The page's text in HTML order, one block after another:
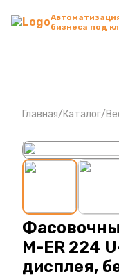
бизнеса под
Главная/Каталог/
: ?>
M-ER 224
дисплея,